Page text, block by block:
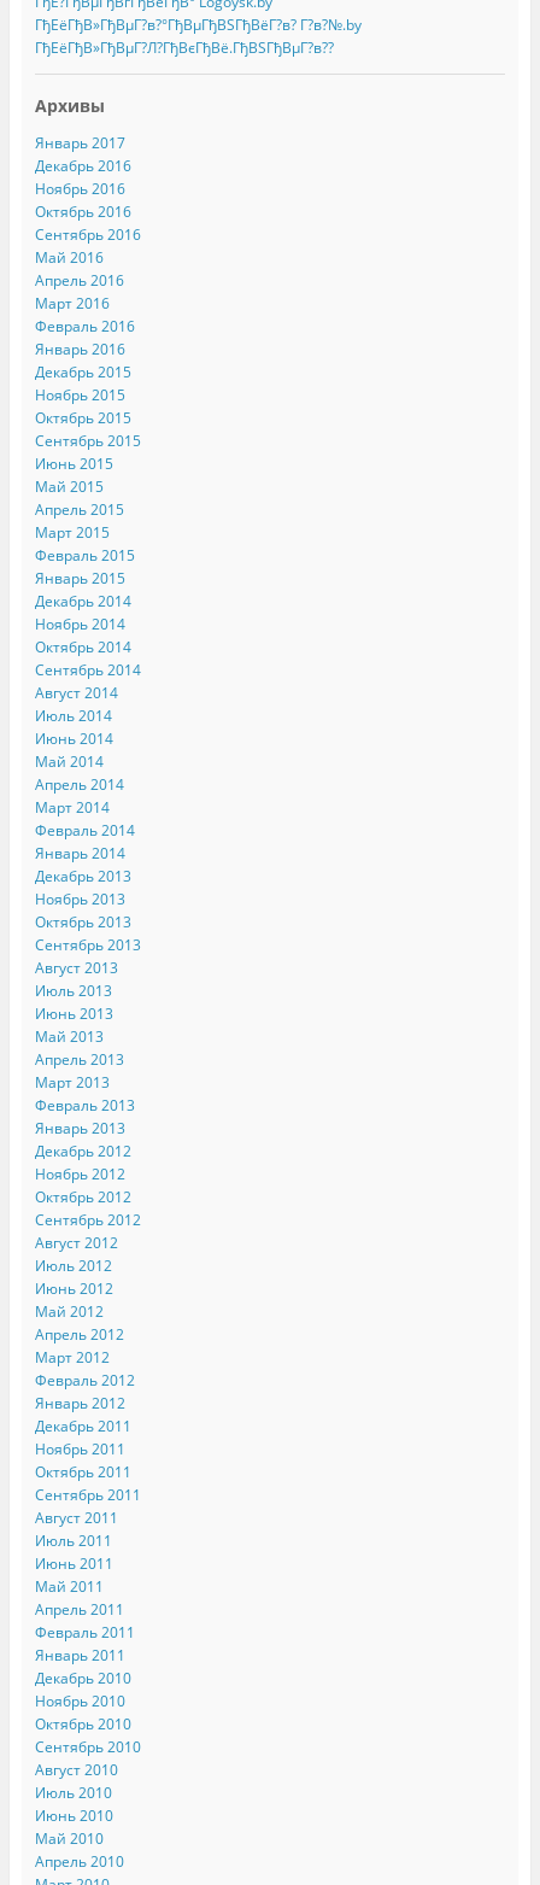
ГђЕёГђВ»ГђВµГ?в?°ГђВµГђВЅГђВёГ?в? Г?в?№.by
ГђЕёГђВ»ГђВµГ?Л?ГђВєГђВё.ГђВЅГђВµГ?в??
Архивы
Январь 2017
Декабрь 2016
Ноябрь 2016
Октябрь 2016
Сентябрь 2016
Май 2016
Апрель 2016
Март 2016
Февраль 2016
Январь 2016
Декабрь 2015
Ноябрь 2015
Октябрь 2015
Сентябрь 2015
Июнь 2015
Май 2015
Апрель 2015
Март 2015
Февраль 2015
Январь 2015
Декабрь 2014
Ноябрь 2014
Октябрь 2014
Сентябрь 2014
Август 2014
Июль 2014
Июнь 2014
Май 2014
Апрель 2014
Март 2014
Февраль 2014
Январь 2014
Декабрь 2013
Ноябрь 2013
Октябрь 2013
Сентябрь 2013
Август 2013
Июль 2013
Июнь 2013
Май 2013
Апрель 2013
Март 2013
Февраль 2013
Январь 2013
Декабрь 2012
Ноябрь 2012
Октябрь 2012
Сентябрь 2012
Август 2012
Июль 2012
Июнь 2012
Май 2012
Апрель 2012
Март 2012
Февраль 2012
Январь 2012
Декабрь 2011
Ноябрь 2011
Октябрь 2011
Сентябрь 2011
Август 2011
Июль 2011
Июнь 2011
Май 2011
Апрель 2011
Февраль 2011
Январь 2011
Декабрь 2010
Ноябрь 2010
Октябрь 2010
Сентябрь 2010
Август 2010
Июль 2010
Июнь 2010
Май 2010
Апрель 2010